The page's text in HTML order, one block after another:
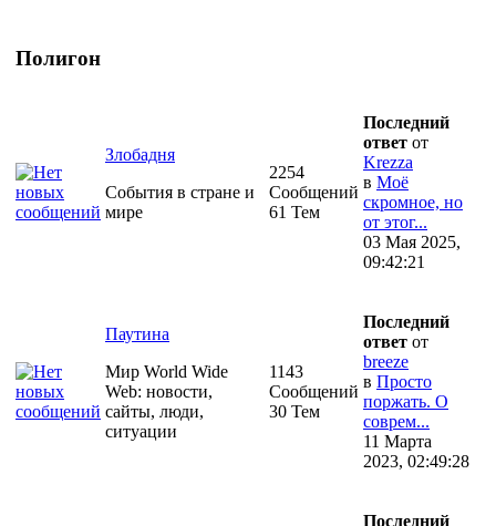
Полигон
Злобадня
События в стране и
мире
2254
Сообщений
61 Тем
Последний
ответ от
Krezza
в Моё
скромное, но
от этог...
03 Мая 2025,
09:42:21
Паутина
Мир World Wide
Web: новости,
сайты, люди,
ситуации
1143
Сообщений
30 Тем
Последний
ответ от
breeze
в Просто
поржать. О
соврем...
11 Марта
2023, 02:49:28
Последний